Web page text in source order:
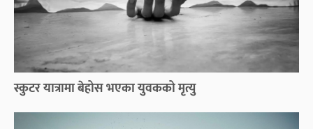
स्कुटर यात्रामा बेहोस भएका युवकको मृत्यु